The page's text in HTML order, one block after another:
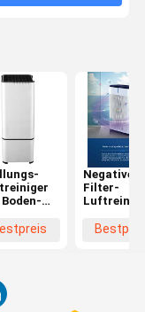
Boden-
Filter-
HEPA
Negativer
Filter-
Luftfilter